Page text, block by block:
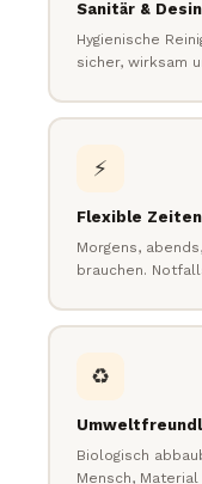
Sanitär &
Hygienische
sicher, wirksam
⚡
Flexible
Morgens,
brauchen.
♻️
Biologisch
Mensch,